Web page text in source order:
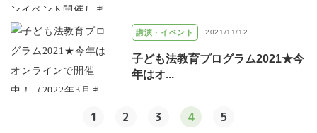
講演・イベント 2021/11/12
子ども法教育プログラム2021★今
年はオ...
1 2 3 4 5